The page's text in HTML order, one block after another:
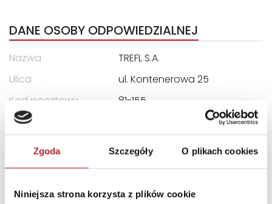
Zgoda Szczegóły O plikach cookies
Niniejsza strona korzysta z plików cookie
DANE OSOBY ODPOWIEDZIALNEJ
Nazwa
TREFL S.A.
Ulica
ul. Kontenerowa 25
Kod pocztowy
81-155
Miasto